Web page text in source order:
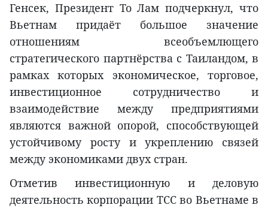
Генсек, Президент То Лам подчеркнул, что
Вьетнам придаёт большое значение
отношениям всеобъемлющего
стратегического партнёрства с Таиландом, в
рамках которых экономическое, торговое,
инвестиционное сотрудничество и
взаимодействие между предприятиями
являются важной опорой, способствующей
устойчивому росту и укреплению связей
между экономиками двух стран.
Отметив инвестиционную и деловую
деятельность корпорации TCC во Вьетнаме в